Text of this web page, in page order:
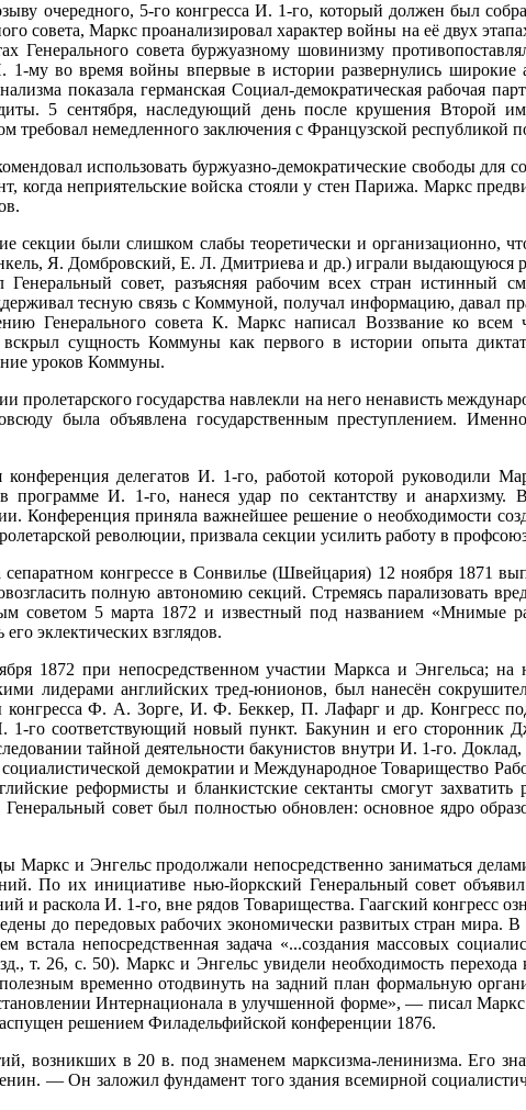
очередного, 5-го конгресса И. 1-го, который должен был
совета, Маркс проанализировал характер войны на её двух
совета буржуазному шовинизму
му во время войны впервые в истории развернулись широкие
показала германская Социал-демократическая рабочая
5 сентября, наследующий день после крушения
требовал немедленного заключения с Французской республикой
использовать буржуазно-демократические свободы для
когда неприятельские войска стояли у стен Парижа. Маркс
секции были слишком слабы теоретически и организационно,
Я. Домбровский, Е. Л. Дмитриева и др.) играли выдающуюся
Генеральный совет, разъясняя рабочим всех стран истинный
тесную связь с Коммуной, получал информацию, давал
Генерального совета К. Маркс написал Воззвание ко
сущность Коммуны как первого в истории опыта
уроков Коммуны.
пролетарского государства навлекли на него ненависть
была объявлена государственным преступлением.
делегатов И. 1-го, работой которой руководили
И. 1-го, нанеся удар по сектантству и анархизму.
Конференция приняла важнейшее решение о необходимости
революции, призвала секции усилить работу в
конгрессе в Сонвилье (Швейцария) 12 ноября 1871
полную автономию секций. Стремясь парализовать
советом 5 марта 1872 и известный под названием «Мнимые
эклектических взглядов.
1872 при непосредственном участии Маркса и Энгельса; на
лидерами английских тред-юнионов, был нанесён
Ф. А. Зорге, И. Ф. Беккер, П. Лафарг и др. Конгресс
1-го соответствующий новый пункт. Бакунин и его
тайной деятельности бакунистов внутри И. 1-го.
демократии и Международное Товарищество
реформисты и бланкистские сектанты смогут
совет был полностью обновлен: основное ядро
Маркс и Энгельс продолжали непосредственно заниматься
По их инициативе нью-йоркский Генеральный совет
и раскола И. 1-го, вне рядов Товарищества. Гаагский конгресс
до передовых рабочих экономически развитых стран мира.
непосредственная задача «...создания массовых
т. 26, с. 50). Маркс и Энгельс увидели необходимость
временно отодвинуть на задний план формальную
Интернационала в улучшенной форме», — писал
решением Филадельфийской конференции 1876.
возникших в 20 в. под знаменем марксизма-ленинизма. Его
— Он заложил фундамент того здания всемирной